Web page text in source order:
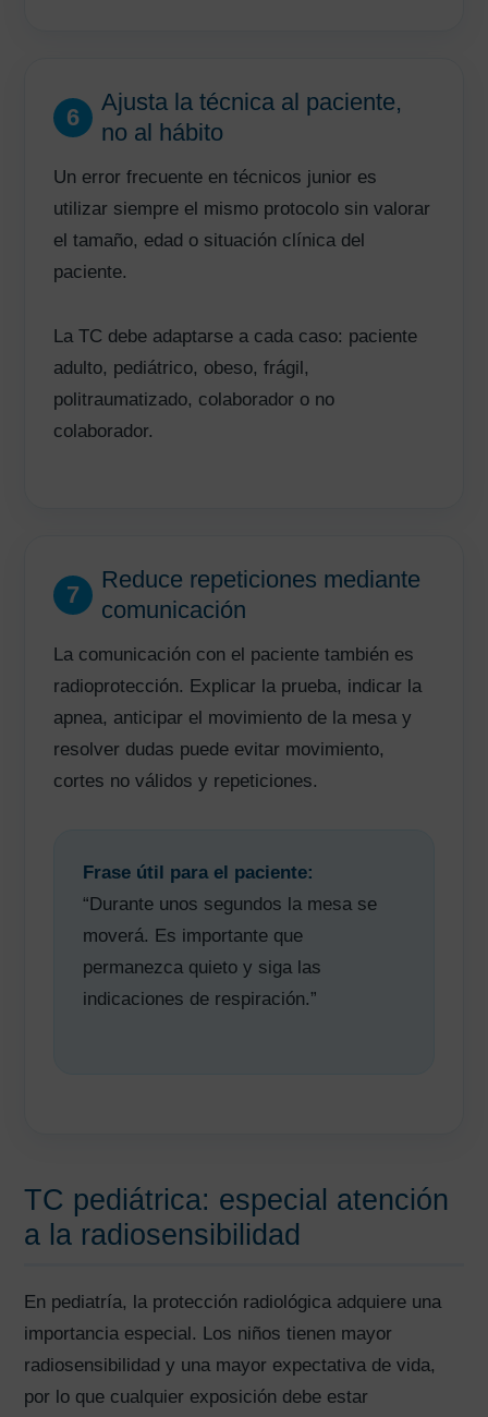
6
Ajusta la técnica al paciente,
no al hábito
Un error frecuente en técnicos junior es
utilizar siempre el mismo protocolo sin valorar
el tamaño, edad o situación clínica del
paciente.
La TC debe adaptarse a cada caso: paciente
adulto, pediátrico, obeso, frágil,
politraumatizado, colaborador o no
colaborador.
7
Reduce repeticiones mediante
comunicación
La comunicación con el paciente también es
radioprotección. Explicar la prueba, indicar la
apnea, anticipar el movimiento de la mesa y
resolver dudas puede evitar movimiento,
cortes no válidos y repeticiones.
Frase útil para el paciente:
“Durante unos segundos la mesa se
moverá. Es importante que
permanezca quieto y siga las
indicaciones de respiración.”
TC pediátrica: especial atención
a la radiosensibilidad
En pediatría, la protección radiológica adquiere una
importancia especial. Los niños tienen mayor
radiosensibilidad y una mayor expectativa de vida,
por lo que cualquier exposición debe estar